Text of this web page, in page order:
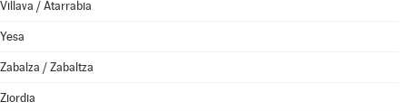
Villava / Atarrabia
Yesa
Zabalza / Zabaltza
Ziordia